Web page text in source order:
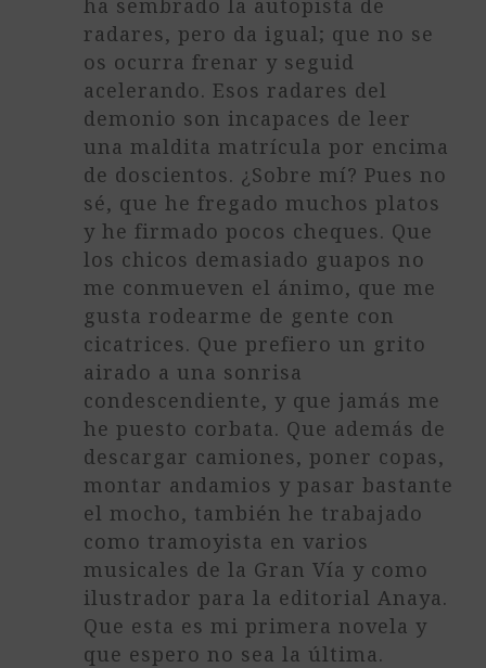
radares, pero da igual; que no se
os ocurra frenar y seguid
acelerando. Esos radares del
demonio son incapaces de leer
una maldita matrícula por encima
de doscientos. ¿Sobre mí? Pues no
sé, que he fregado muchos platos
y he firmado pocos cheques. Que
los chicos demasiado guapos no
me conmueven el ánimo, que me
gusta rodearme de gente con
cicatrices. Que prefiero un grito
airado a una sonrisa
condescendiente, y que jamás me
he puesto corbata. Que además de
descargar camiones, poner copas,
montar andamios y pasar bastante
el mocho, también he trabajado
como tramoyista en varios
musicales de la Gran Vía y como
ilustrador para la editorial Anaya.
Que esta es mi primera novela y
que espero no sea la última.